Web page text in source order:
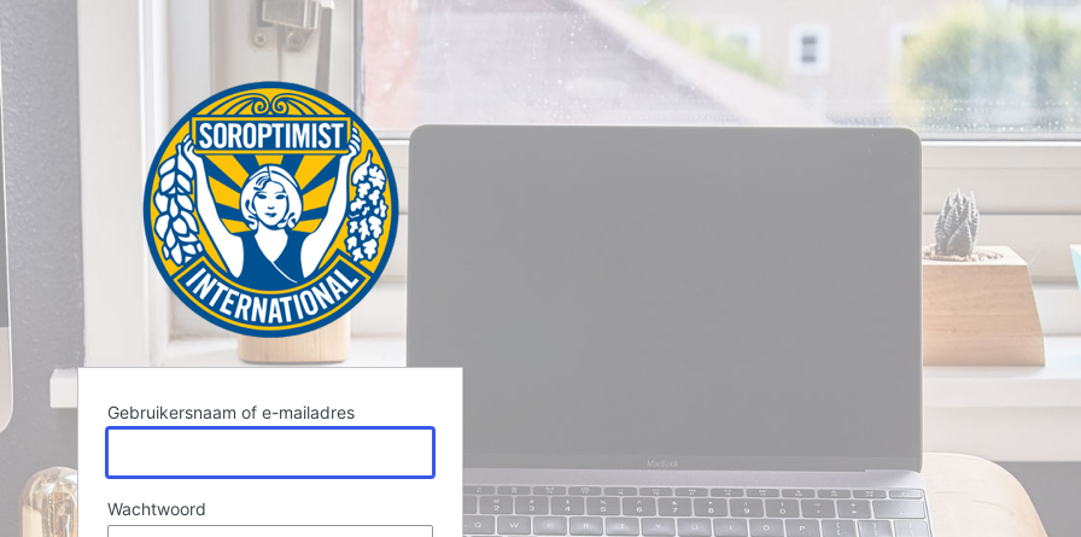
Gebruikersnaam of e-mailadres
Wachtwoord